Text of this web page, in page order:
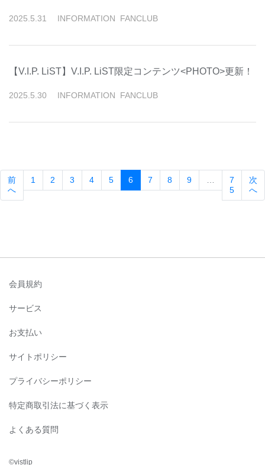
2025 5 31 INFORMATION FANCLUB
【V.I.P. LiST】V.I.P. LiST限定コンテンツ<PHOTO>更新！
2025 5 30 INFORMATION FANCLUB
前
へ
1 2 3 4 5 6(current)
7 8 9
7
5
次
へ
会員規約
サービス
お支払い
サイトポリシー
プライバシーポリシー
特定商取引法に基づく表示
よくある質問
©︎vistlip